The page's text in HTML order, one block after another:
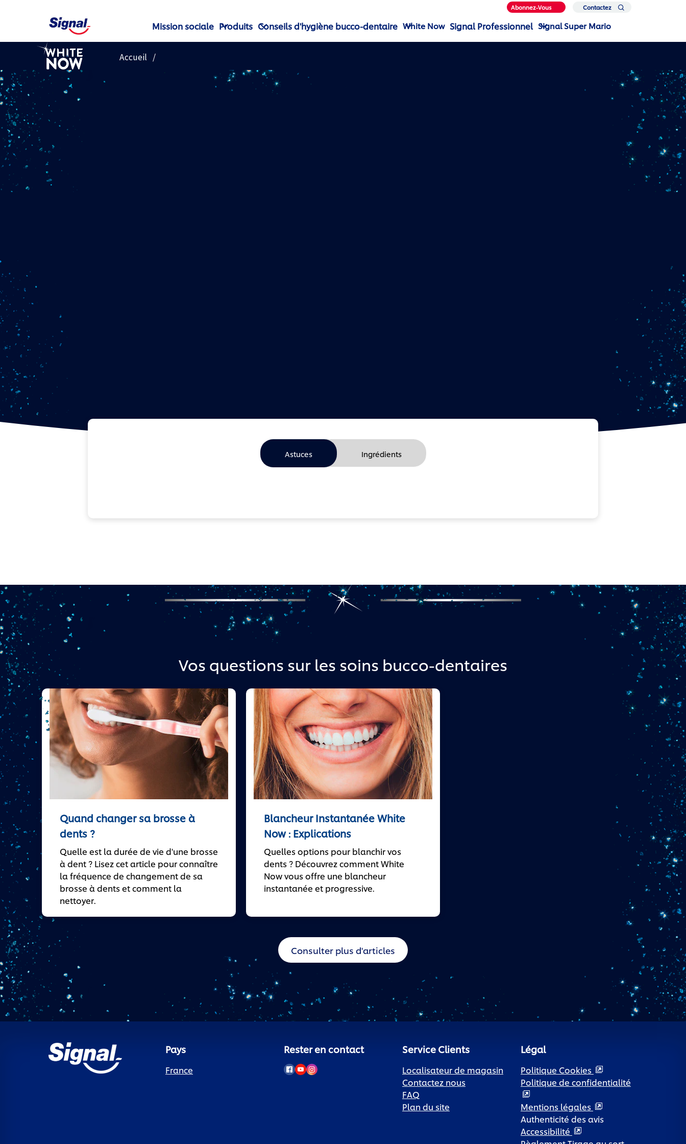
Abonnez-Vous
Contactez
Mission sociale Produits Conseils d'hygiène bucco-dentaire White Now Signal Professionnel Signal Super Mario
. Accueil
Astuces Ingrédients
Vos questions sur les soins bucco-dentaires
Quand changer sa brosse à
dents ?
Quelle est la durée de vie d'une brosse
à dent ? Lisez cet article pour connaître
la fréquence de changement de sa
brosse à dents et comment la
nettoyer.
Blancheur Instantanée White
Now : Explications
Quelles options pour blanchir vos
dents ? Découvrez comment White
Now vous offre une blancheur
instantanée et progressive.
Consulter plus d'articles
Rester en contact Service Clients
Localisateur de magasin
Contactez nous
FAQ
Plan du site
Légal
Politique Cookies
Politique de confidentialité
Paramètres des cookies
Mentions légales
Authenticité des avis
Pays
France